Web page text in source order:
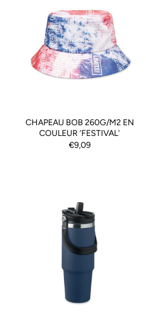
CHAPEAU BOB 260G/M2 EN
COULEUR ‘FESTIVAL'
€9,09